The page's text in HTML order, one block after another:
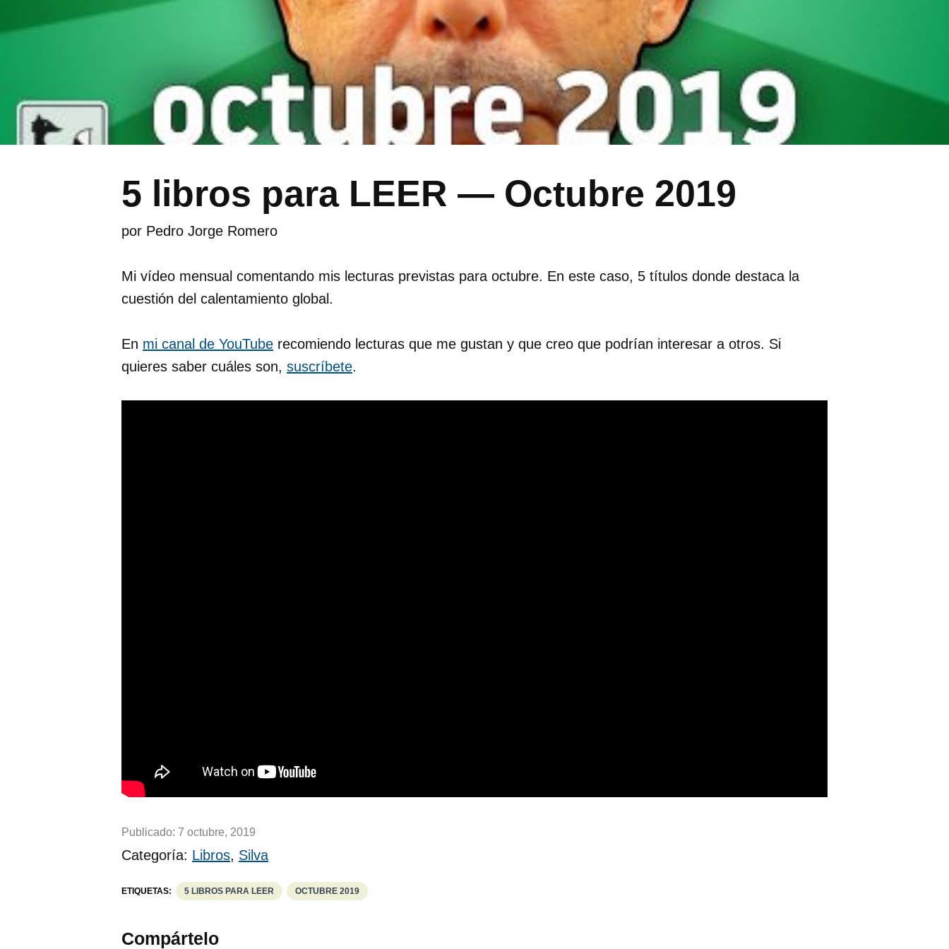
5 libros para LEER — Octubre 2019
por Pedro Jorge Romero
Mi vídeo mensual comentando mis lecturas previstas para octubre. En este caso, 5 títulos donde destaca la
cuestión del calentamiento global.
En mi canal de YouTube recomiendo lecturas que me gustan y que creo que podrían interesar a otros. Si
quieres saber cuáles son, suscríbete.
Publicado: 7 octubre, 2019
Categoría: Libros, Silva
ETIQUETAS: 5 LIBROS PARA LEER OCTUBRE 2019
Compártelo